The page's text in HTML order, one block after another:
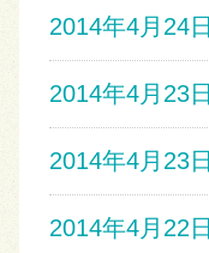
2014年4月24日
2014年4月23日
2014年4月23日
2014年4月22日